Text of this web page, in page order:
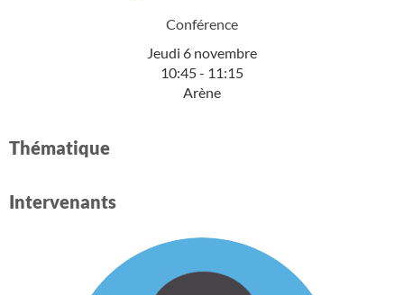
Conférence
Jeudi 6 novembre
10:45 - 11:15
Arène
Thématique​
Intervenants